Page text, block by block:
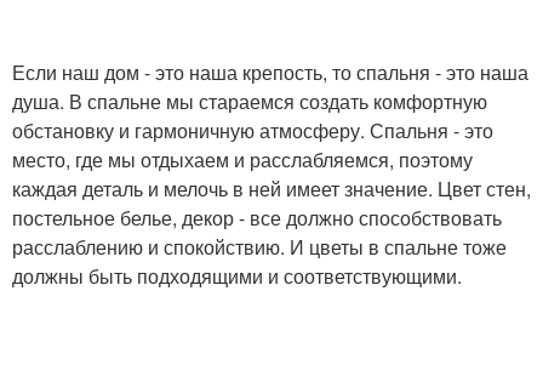
Если наш дом - это наша крепость, то спальня - это наша
душа. В спальне мы стараемся создать комфортную
обстановку и гармоничную атмосферу. Спальня - это
место, где мы отдыхаем и расслабляемся, поэтому
каждая деталь и мелочь в ней имеет значение. Цвет стен,
постельное белье, декор - все должно способствовать
расслаблению и спокойствию. И цветы в спальне тоже
должны быть подходящими и соответствующими.